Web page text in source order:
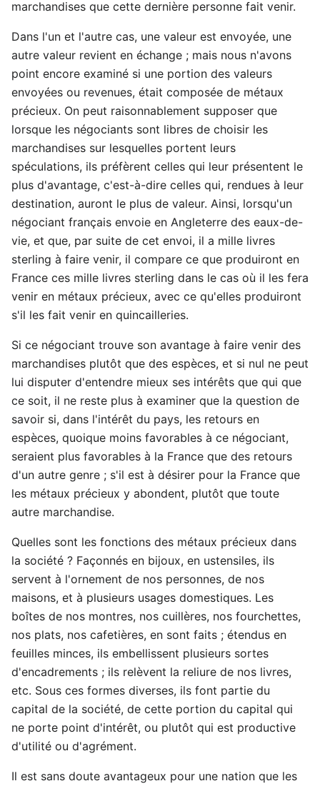
marchandises que cette dernière personne fait venir.
Dans l'un et l'autre cas, une valeur est envoyée, une
autre valeur revient en échange ; mais nous n'avons
point encore examiné si une portion des valeurs
envoyées ou revenues, était composée de métaux
précieux. On peut raisonnablement supposer que
lorsque les négociants sont libres de choisir les
marchandises sur lesquelles portent leurs
spéculations, ils préfèrent celles qui leur présentent le
plus d'avantage, c'est-à-dire celles qui, rendues à leur
destination, auront le plus de valeur. Ainsi, lorsqu'un
négociant français envoie en Angleterre des eaux-de-
vie, et que, par suite de cet envoi, il a mille livres
sterling à faire venir, il compare ce que produiront en
France ces mille livres sterling dans le cas où il les fera
venir en métaux précieux, avec ce qu'elles produiront
s'il les fait venir en quincailleries.
Si ce négociant trouve son avantage à faire venir des
marchandises plutôt que des espèces, et si nul ne peut
lui disputer d'entendre mieux ses intérêts que qui que
ce soit, il ne reste plus à examiner que la question de
savoir si, dans l'intérêt du pays, les retours en
espèces, quoique moins favorables à ce négociant,
seraient plus favorables à la France que des retours
d'un autre genre ; s'il est à désirer pour la France que
les métaux précieux y abondent, plutôt que toute
autre marchandise.
Quelles sont les fonctions des métaux précieux dans
la société ? Façonnés en bijoux, en ustensiles, ils
servent à l'ornement de nos personnes, de nos
maisons, et à plusieurs usages domestiques. Les
boîtes de nos montres, nos cuillères, nos fourchettes,
nos plats, nos cafetières, en sont faits ; étendus en
feuilles minces, ils embellissent plusieurs sortes
d'encadrements ; ils relèvent la reliure de nos livres,
etc. Sous ces formes diverses, ils font partie du
capital de la société, de cette portion du capital qui
ne porte point d'intérêt, ou plutôt qui est productive
d'utilité ou d'agrément.
Il est sans doute avantageux pour une nation que les